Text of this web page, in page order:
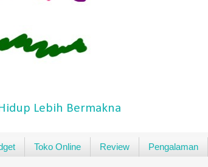
Lebih Bermakna
Toko Online Review Pengalaman